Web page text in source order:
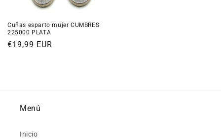
Cuñas esparto mujer CUMBRES
225000 PLATA
Precio
€19,99 EUR
Menú
Inicio